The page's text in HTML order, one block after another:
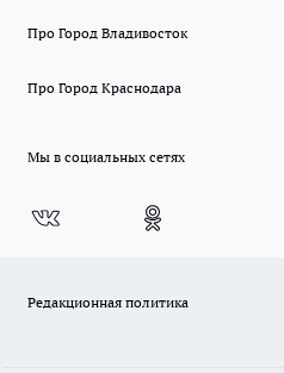
Про Город Владивосток
Про Город Краснодара
Мы в социальных сетях
Редакционная политика